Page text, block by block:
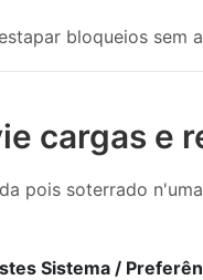
bloqueios
cargas e
pois soterrado
Sistema /